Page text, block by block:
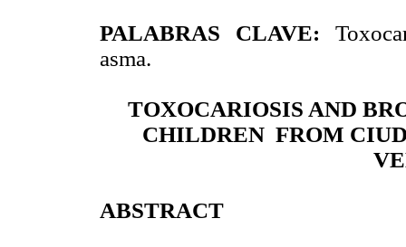
PALABRAS CLAVE:
asma.
TOXOCARIOSIS AND
CHILDREN FROM
ABSTRACT